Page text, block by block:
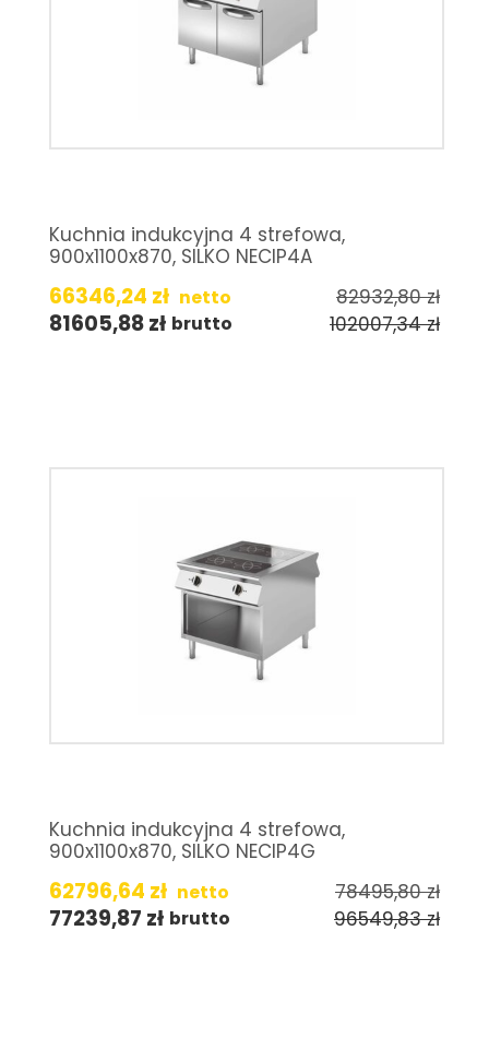
Kuchnia indukcyjna 4 strefowa,
900x1100x870, SILKO NECIP4A
66346,24 zł netto 82932,80zł
81605,88zł brutto 102007,34zł
Kuchnia indukcyjna 4 strefowa,
900x1100x870, SILKO NECIP4G
62796,64 zł netto 78495,80zł
77239,87 zł brutto 96549,83zł